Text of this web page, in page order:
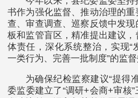
书作为强化监督、推动治理的
查、审查调查、巡察反馈中发
板和监管盲区，精准提出建议
体责任，深化系统整治，实现“
一类行为、完善一批制度”的监督
为确保纪检监察建议“提得
委监委建立了“调研+会商+审核